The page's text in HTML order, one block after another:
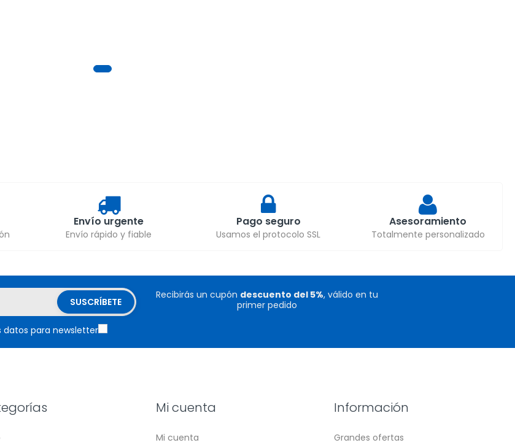
Envío urgente
Envío rápido y fiable
Pago seguro
Usamos el protocolo SSL
Asesoramiento
Totalmente personalizado
para newsletter
Recibirás un cupón descuento del 5%, válido en tu
primer pedido
Mi cuenta
Mi cuenta
Información
Grandes ofertas